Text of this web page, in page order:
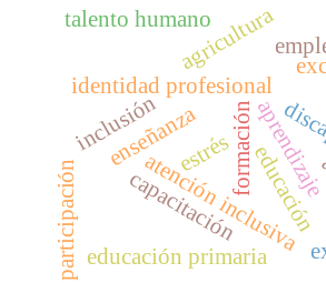
formación
atención inclusiva
identidad profesional
enseñanza
inclusión
capacitación
estrés
agricultura
educación primaria
educación
participación
talento humano